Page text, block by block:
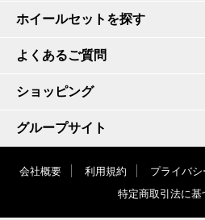
ホイールセットを探す
よくあるご質問
ショッピング
グループサイト
会社概要 利用規約 プライバ
特定商取引法に基